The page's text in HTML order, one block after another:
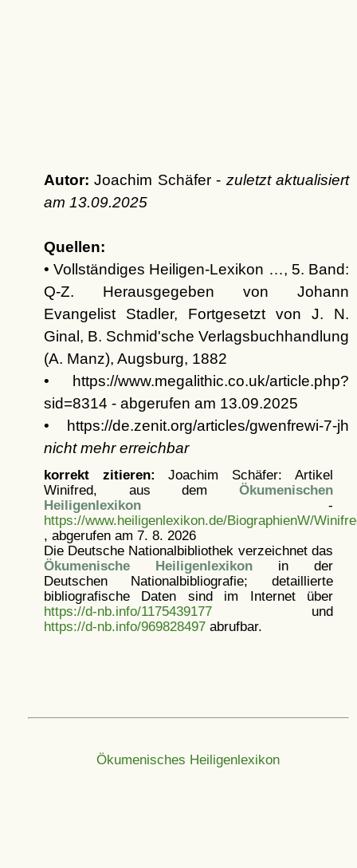
Autor: Joachim Schäfer - zuletzt aktualisiert
am 13.09.2025
Quellen:
• Vollständiges Heiligen-Lexikon …, 5. Band:
Q-Z. Herausgegeben von Johann
Evangelist Stadler, Fortgesetzt von J. N.
Ginal, B. Schmid'sche Verlagsbuchhandlung
(A. Manz), Augsburg, 1882
• https://www.megalithic.co.uk/article.php?
sid=8314 - abgerufen am 13.09.2025
• https://de.zenit.org/articles/gwenfrewi-7-jh
nicht mehr erreichbar
korrekt zitieren: Joachim Schäfer: Artikel
Winifred, aus dem Ökumenischen
Heiligenlexikon-
https://www.heiligenlexikon.de/BiographienW/
, abgerufen am 7. 8. 2026
Die Deutsche Nationalbibliothek verzeichnet das
Ökumenische Heiligenlexikonin der
Deutschen Nationalbibliografie; detaillierte
bibliografische Daten sind im Internet über
https://d-nb.info/1175439177und
https://d-nb.info/969828497abrufbar.
Ökumenisches Heiligenlexikon